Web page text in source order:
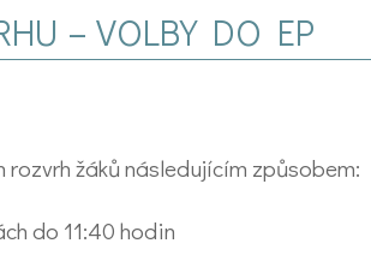
– VOLBY DO EP
žáků následujícím způsobem:
do 11:40 hodin